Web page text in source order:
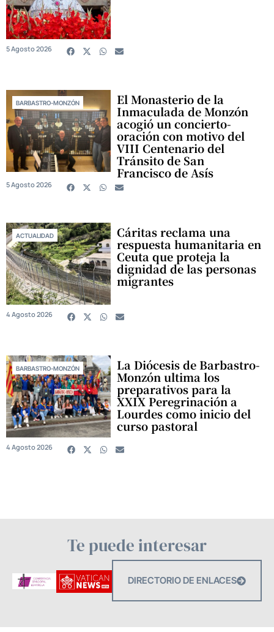
5 Agosto 2026
BARBASTRO-MONZÓN El Monasterio de la
Inmaculada de Monzón
acogió un concierto-
oración con motivo del
VIII Centenario del
Tránsito de San
Francisco de Asís
5 Agosto 2026
ACTUALIDAD Cáritas reclama una
respuesta humanitaria en
Ceuta que proteja la
dignidad de las personas
migrantes
4 Agosto 2026
BARBASTRO-MONZÓN La Diócesis de Barbastro-
Monzón ultima los
preparativos para la
XXIX Peregrinación a
Lourdes como inicio del
curso pastoral
4 Agosto 2026
Te puede interesar
DIRECTORIO DE ENLACES